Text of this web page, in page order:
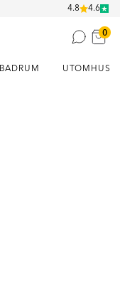
4.8 4.6
0
BADRUM UTOMHUS